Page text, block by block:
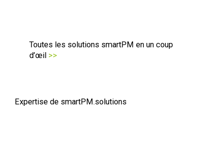
Toutes les solutions smartPM en un coup
d’œil >>
Expertise de smartPM.solutions